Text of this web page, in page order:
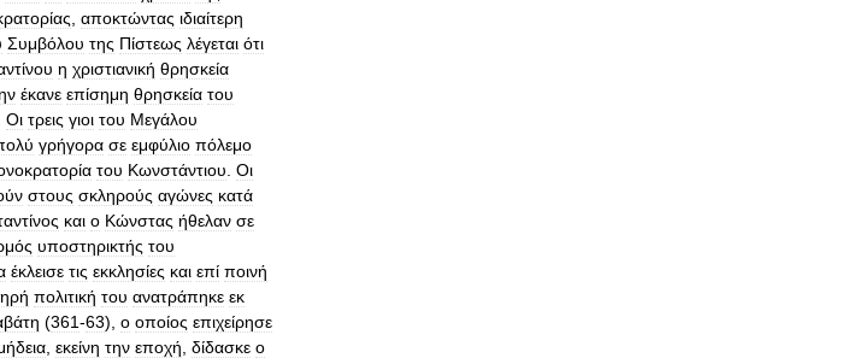
αποκτώντας ιδιαίτερη
Συμβόλου της Πίστεως λέγεται ότι
η χριστιανική θρησκεία
έκανε επίσημη θρησκεία του
Οι τρεις γιοι του Μεγάλου
γρήγορα σε εμφύλιο πόλεμο
του Κωνστάντιου Οι
στους σκληρούς αγώνες κατά
και ο Κώνστας ήθελαν σε
υποστηρικτής του
έκλεισε τις εκκλησίες και επί ποινή
πολιτική του ανατράπηκε εκ
(361-63), ο οποίος επιχείρησε
εκείνη την εποχή δίδασκε ο